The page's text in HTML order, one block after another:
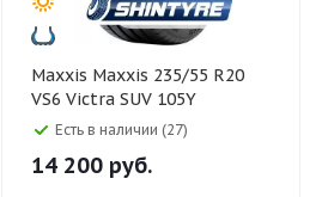
Maxxis Maxxis 235/55 R20
VS6 Victra SUV 105Y
Есть в наличии (27)
14 200 руб.